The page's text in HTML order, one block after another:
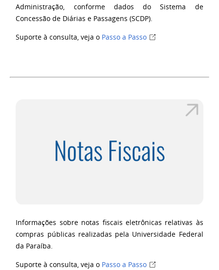
Administração, conforme dados do Sistema de
Concessão de Diárias e Passagens (SCDP).
Suporte à consulta, veja o Passo a Passo
Informações sobre notas fiscais eletrônicas relativas às
compras públicas realizadas pela Universidade Federal
da Paraíba.
Suporte à consulta, veja o Passo a Passo